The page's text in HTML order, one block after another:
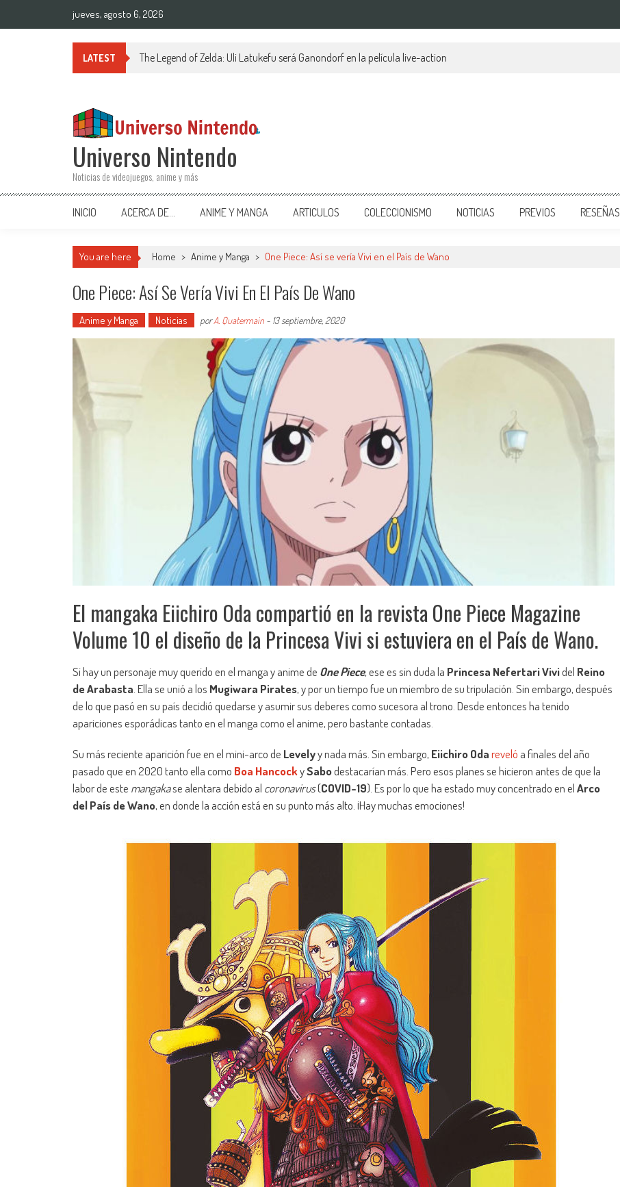
jueves, agosto 6, 2026
LATEST The Legend of Zelda: Uli Latukefu será Ganondorf en la película live-action
Universo Nintendo
Noticias de videojuegos, anime y más
INICIO ACERCA DE… ANIME Y MANGA ARTICULOS COLECCIONISMO NOTICIAS PREVIOS RESEÑAS
You are here Home > Anime y Manga > One Piece: Así se vería Vivi en el País de Wano
One Piece: Así Se Vería Vivi En El País De Wano
Anime y Manga Noticias porA. Quatermain - 13 septiembre, 2020
El mangaka Eiichiro Oda compartió en la revista One Piece Magazine
Volume 10 el diseño de la Princesa Vivi si estuviera en el País de Wano.
Si hay un personaje muy querido en el manga y anime de One Piece, ese es sin duda la Princesa Nefertari Vividel Reino
de Arabasta. Ella se unió a los Mugiwara Pirates, y por un tiempo fue un miembro de su tripulación. Sin embargo, después
de lo que pasó en su país decidió quedarse y asumir sus deberes como sucesora al trono. Desde entonces ha tenido
apariciones esporádicas tanto en el manga como el anime, pero bastante contadas.
Su más reciente aparición fue en el mini-arco de Levelyy nada más. Sin embargo, Eiichiro Odareveló a finales del año
pasado que en 2020 tanto ella como Boa HancockySabodestacarían más. Pero esos planes se hicieron antes de que la
labor de este mangakase alentara debido al coronavirus(COVID-19). Es por lo que ha estado muy concentrado en elArco
del País de Wano, en donde la acción está en su punto más alto. ¡Hay muchas emociones!